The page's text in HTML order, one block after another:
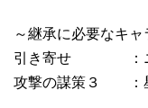
～継承に必要なキャ
引き寄せ ：ニ
攻撃の謀策３ ：